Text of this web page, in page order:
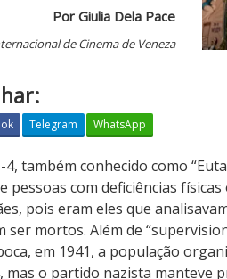
Por Giulia Dela Pace
de Cinema de Veneza
Telegram WhatsApp
também conhecido como
pessoas com deficiências
pois eram eles que
ser mortos. Além de
em 1941, a população
mas o partido nazista manteve